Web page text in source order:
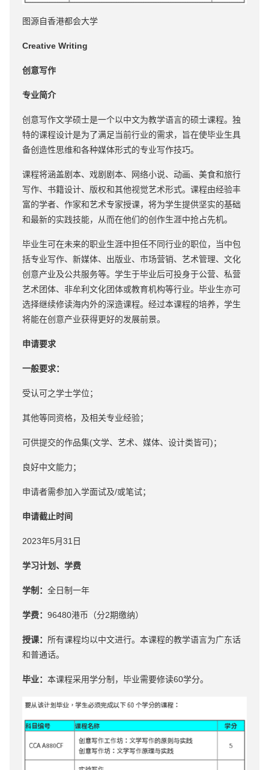
图源自香港都会大学
Creative Writing
创意写作
专业简介
创意写作文学硕士是一个以中文为教学语言的硕士课程。独
特的课程设计是为了满足当前行业的需求，旨在使毕业生具
备创造性思维和各种媒体形式的专业写作技巧。
课程将涵盖剧本、戏剧剧本、网络小说、动画、美食和旅行
写作、书籍设计、版权和其他视觉艺术形式。课程由经验丰
富的学者、作家和艺术专家授课，将为学生提供坚实的基础
和最新的实践技能，从而在他们的创作生涯中抢占先机。
毕业生可在未来的职业生涯中担任不同行业的职位，当中包
括专业写作、新媒体、出版业、市场营销、艺术管理、文化
创意产业及公共服务等。学生于毕业后可投身于公营、私营
艺术团体、非牟利文化团体或教育机构等行业。毕业生亦可
选择继续修读海内外的深造课程。经过本课程的培养，学生
将能在创意产业获得更好的发展前景。
申请要求
一般要求：
受认可之学士学位；
其他等同资格，及相关专业经验；
可供提交的作品集(文学、艺术、媒体、设计类皆可)；
良好中文能力；
申请者需参加入学面试及/或笔试；
申请截止时间
2023年5月31日
学习计划、学费
学制： 全日制一年
学费： 96480港币（分2期缴纳）
授课： 所有课程均以中文进行。本课程的教学语言为广东话
和普通话。
毕业： 本课程采⽤学分制，毕业需要修读60学分。